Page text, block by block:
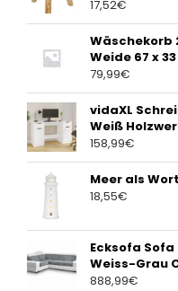
17,52€
Wäschekorb
Weide 67 x
79,99€
vidaXL
Weiß
158,99€
Meer als
18,55€
Ecksofa
Weiss-Grau
888,99€